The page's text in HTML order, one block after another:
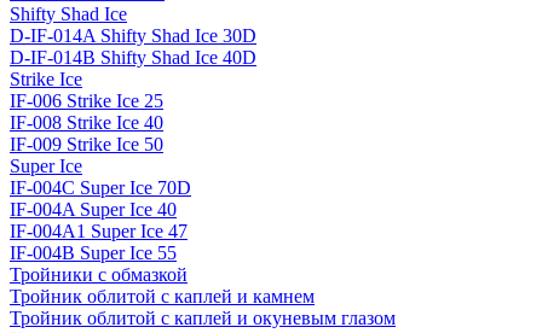
Shifty Shad Ice
D-IF-014A Shifty Shad Ice 30D
D-IF-014B Shifty Shad Ice 40D
Strike Ice
IF-006 Strike Ice 25
IF-008 Strike Ice 40
IF-009 Strike Ice 50
Super Ice
IF-004C Super Ice 70D
IF-004A Super Ice 40
IF-004A1 Super Ice 47
IF-004B Super Ice 55
Тройники с обмазкой
Тройник облитой с каплей и камнем
Тройник облитой с каплей и окуневым глазом